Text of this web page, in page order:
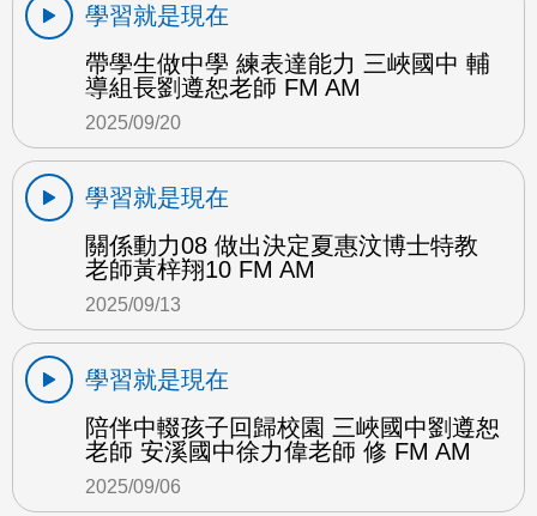
學習就是現在
帶學生做中學 練表達能力 三峽國中 輔
導組長劉遵恕老師 FM AM
2025/09/20
學習就是現在
關係動力08 做出決定夏惠汶博士特教
老師黃梓翔10 FM AM
2025/09/13
學習就是現在
陪伴中輟孩子回歸校園 三峽國中劉遵恕
老師 安溪國中徐力偉老師 修 FM AM
2025/09/06